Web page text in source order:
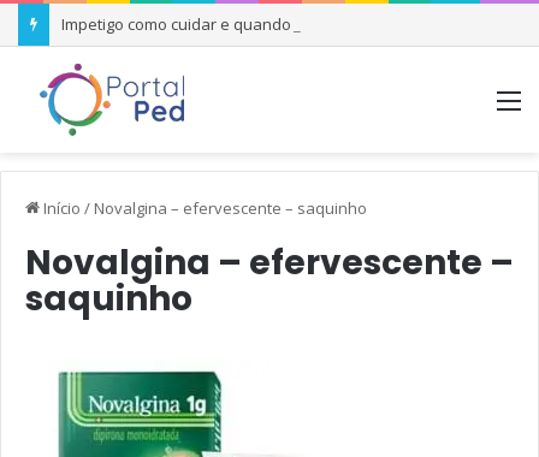
Impetigo como cuidar e quando se preocupar
Início / Novalgina – efervescente – saquinho
Novalgina – efervescente –
saquinho